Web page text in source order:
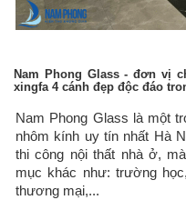
Nam Phong Glass - đơn vị
xingfa 4 cánh đẹp độc đáo
Nam Phong Glass là một
nhôm kính uy tín nhất Hà
thi công nội thất nhà ở,
mục khác như: trường
thương mại,...